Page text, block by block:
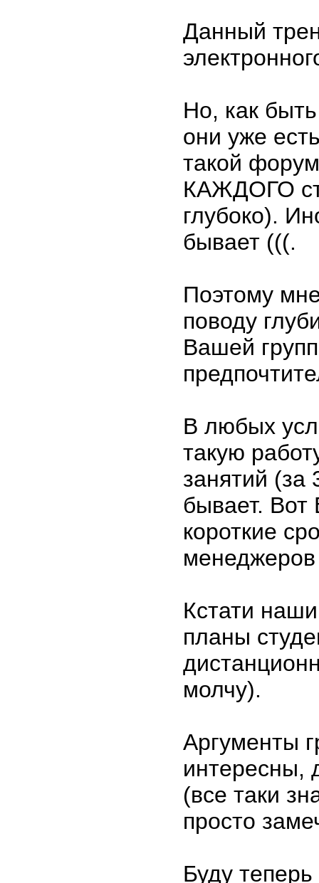
Данный
Но, как
они уже
такой
КАЖДОГО
глубоко).
бывает (((.
Поэтому
поводу
Вашей
В любых
такую
занятий (за
бывает. Вот
короткие
Кстати
планы
молчу).
Аргументы
интересны,
(все таки
просто
Буду